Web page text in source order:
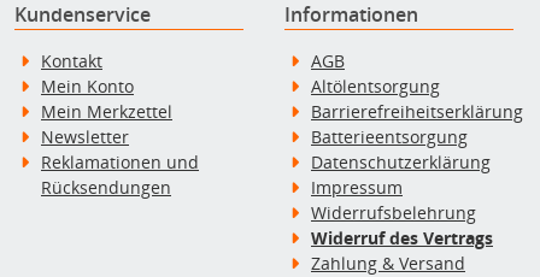
Kundenservice
Kontakt
Mein Konto
Mein Merkzettel
Newsletter
Reklamationen und
Rücksendungen
Informationen
AGB
Altölentsorgung
Barrierefreiheitserklärung
Batterieentsorgung
Datenschutzerklärung
Impressum
Widerrufsbelehrung
Widerruf des Vertrags
Zahlung & Versand